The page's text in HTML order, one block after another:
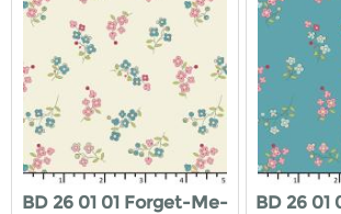
BD 26 01 01 Forget-Me-
BD 26